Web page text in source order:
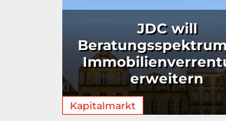
JDC will
erweitern
Kapitalmarkt